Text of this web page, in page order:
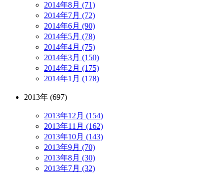
2014年8月 (71)
2014年7月 (72)
2014年6月 (90)
2014年5月 (78)
2014年4月 (75)
2014年3月 (150)
2014年2月 (175)
2014年1月 (178)
2013年 (697)
2013年12月 (154)
2013年11月 (162)
2013年10月 (143)
2013年9月 (70)
2013年8月 (30)
2013年7月 (32)